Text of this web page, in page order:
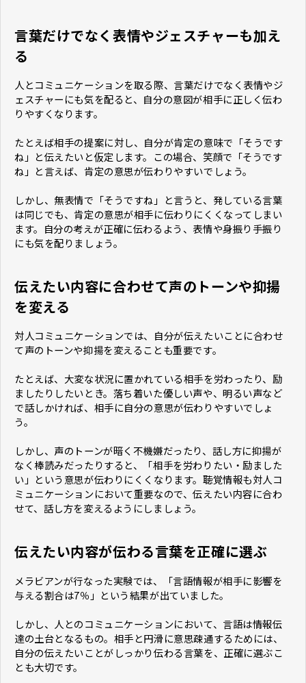
言葉だけでなく表情やジェスチャーも加え
る
人とコミュニケーションを取る際、言葉だけでなく表情やジ
ェスチャーにも気を配ると、自分の意図が相手に正しく伝わ
りやすくなります。
たとえば相手の提案に対し、自分が肯定の意味で「そうです
ね」と伝えたいと仮定します。この場合、笑顔で「そうです
ね」と言えば、肯定の意思が伝わりやすいでしょう。
しかし、無表情で「そうですね」と言うと、発している言葉
は同じでも、肯定の意思が相手に伝わりにくくなってしまい
ます。自分の考えが正確に伝わるよう、表情や身振り手振り
にも気を配りましょう。
伝えたい内容に合わせて声のトーンや抑揚
を変える
対人コミュニケーションでは、自分が伝えたいことに合わせ
て声のトーンや抑揚を変えることも重要です。
たとえば、大変な状況に置かれている相手を労わったり、励
ましたりしたいとき。落ち着いた優しい声や、明るい声など
で話しかければ、相手に自分の意思が伝わりやすいでしょ
う。
しかし、声のトーンが暗く不機嫌だったり、話し方に抑揚が
なく棒読みだったりすると、「相手を労わりたい・励ました
い」という意思が伝わりにくくなります。聴覚情報も対人コ
ミュニケーションにおいて重要なので、伝えたい内容に合わ
せて、話し方を変えるようにしましょう。
伝えたい内容が伝わる言葉を正確に選ぶ
メラビアンが行なった実験では、「言語情報が相手に影響を
与える割合は7％」という結果が出ていました。
しかし、人とのコミュニケーションにおいて、言語は情報伝
達の土台となるもの。相手と円滑に意思疎通するためには、
自分の伝えたいことがしっかり伝わる言葉を、正確に選ぶこ
とも大切です。